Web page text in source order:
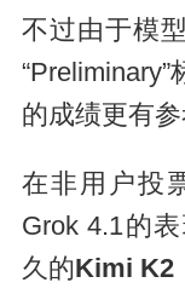
不过由于模
的成绩更有参
在非用户投
Grok 4.1的
久的Kimi K2